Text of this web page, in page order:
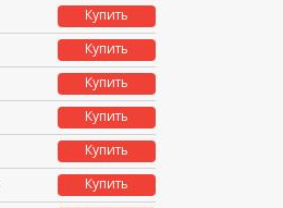
Купить
Купить
Купить
Купить
Купить
Купить